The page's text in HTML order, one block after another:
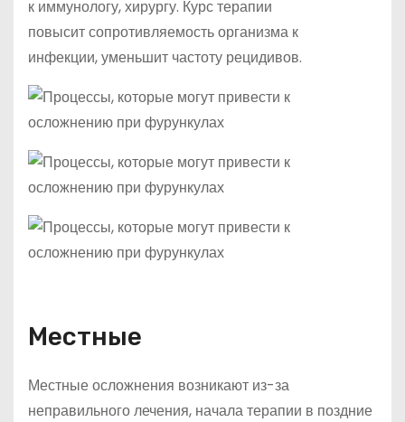
к иммунологу, хирургу. Курс терапии
повысит сопротивляемость организма к
инфекции, уменьшит частоту рецидивов.
Местные
Местные осложнения возникают из-за
неправильного лечения, начала терапии в поздние